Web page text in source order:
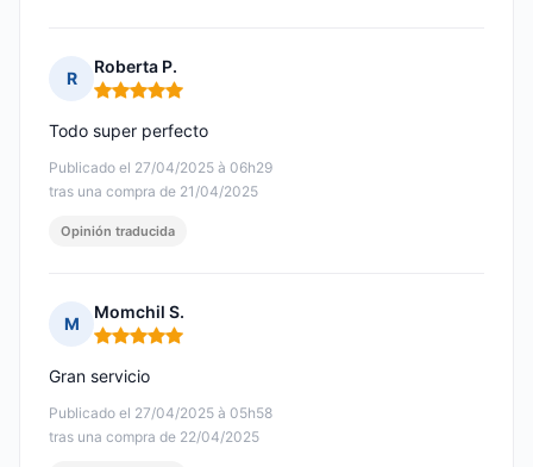
R
Roberta P.
Nota: 5 de 5
Publicado el 27/04/2025 à 06h29
tras una compra de 21/04/2025
Todo super perfecto
Opinión traducida
M
Momchil S.
Nota: 5 de 5
Publicado el 27/04/2025 à 05h58
tras una compra de 22/04/2025
Gran servicio